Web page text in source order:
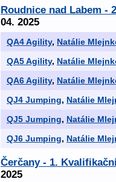
Roudnice nad Labem -
04. 2025
QA4 Agility, Natálie
QA5 Agility, Natálie
QA6 Agility, Natálie
QJ4 Jumping, Natálie
QJ5 Jumping, Natálie
QJ6 Jumping, Natálie
Čerčany - 1.
2025